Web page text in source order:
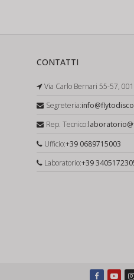
CONTATTI
Via Carlo Bernari 55-57,
Segreteria:
Rep. Tecnico:
Ufficio:+39 0689715003
Laboratorio:+39